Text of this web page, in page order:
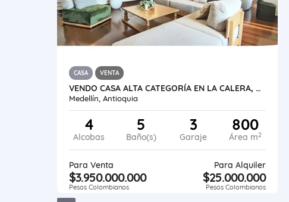
CASA VENTA
VENDO CASA ALTA CATEGORÍA EN LA CALERA, VISTA A LA CIUDAD
Medellín, Antioquia
4
Alcobas
5
Baño(s)
3
Garaje
800
Área m2
Para Venta
$3.950.000.000
Pesos Colombianos
Para Alquiler
$25.000.000
Pesos Colombianos